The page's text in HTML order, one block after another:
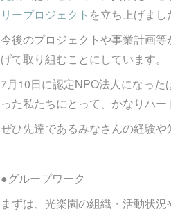
リープロジェクト を立ち上げまし
今後のプロジェクトや事業計画
げて取り組むことにしています。
7月10日に認定NPO法人になっ
った私たちにとって、かなりハー
ぜひ先達であるみなさんの経験や
●グループワーク
まずは、光楽園の組織・活動状